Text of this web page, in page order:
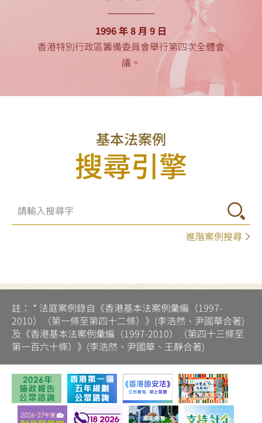
1996 年 8 月 9 日
香港特別行政區籌備委員會舉行第四次全體會
議。
基本法案例
搜尋引擎
進階案例搜尋
註： * 法庭案例錄自《香港基本法案例彙編（1997-
2010）（第一條至第四十二條）》(李浩然、尹國華合著)
及《香港基本法案例彙編（1997-2010）（第四十三條至
第一百六十條）》(李浩然、尹國華、王靜合著)